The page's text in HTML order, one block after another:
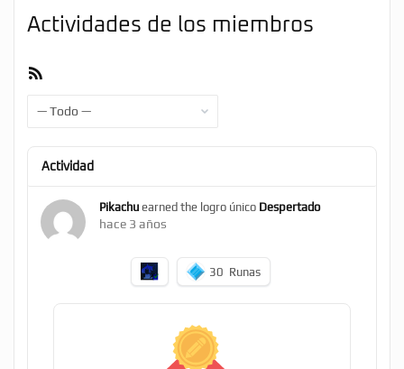
Actividades de los miembros
Actividad
Pikachu earned the logro único Despertado
hace 3 años
30 Runas